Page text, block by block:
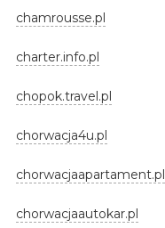
chamrousse.pl
charter.info.pl
chopok.travel.pl
chorwacja4u.pl
chorwacjaapartament.pl
chorwacjaautokar.pl